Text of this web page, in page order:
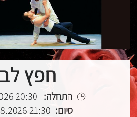
חפץ לב
התחלה: 20:30 18.08.2026
סיום: 21:30 18.08.2026